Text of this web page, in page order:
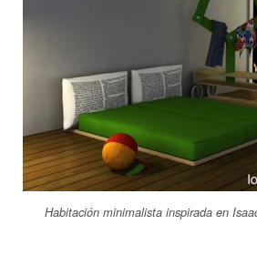
Habitación minimalista inspirada en